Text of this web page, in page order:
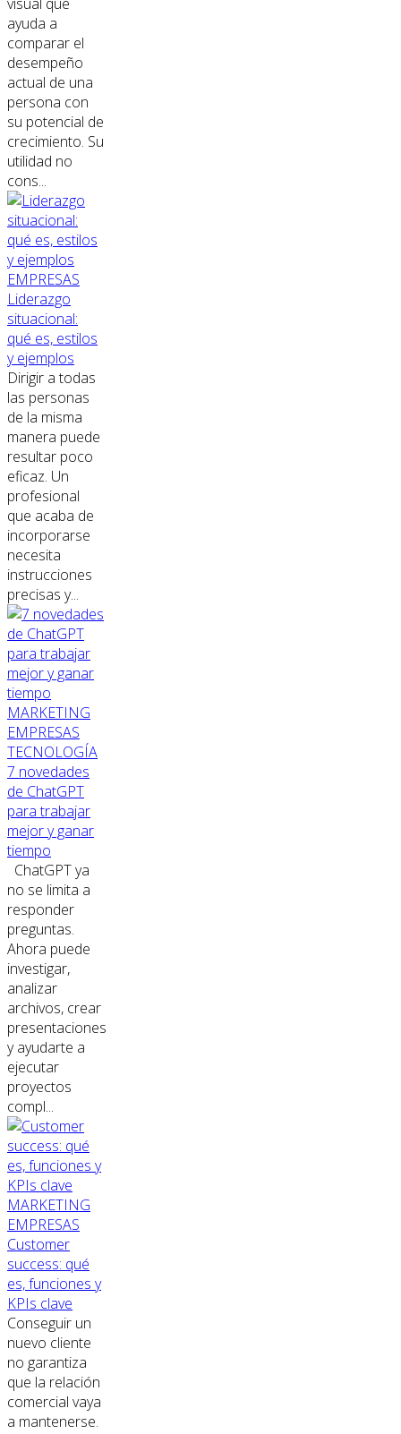
visual que
ayuda a
comparar el
desempeño
actual de una
persona con
su potencial de
crecimiento. Su
utilidad no
cons...
EMPRESAS
Liderazgo
situacional:
qué es, estilos
y ejemplos
Dirigir a todas
las personas
de la misma
manera puede
resultar poco
eficaz. Un
profesional
que acaba de
incorporarse
necesita
instrucciones
precisas y...
MARKETING
EMPRESAS
TECNOLOGÍA
7 novedades
de ChatGPT
para trabajar
mejor y ganar
tiempo
ChatGPT ya
no se limita a
responder
preguntas.
Ahora puede
investigar,
analizar
archivos, crear
presentaciones
y ayudarte a
ejecutar
proyectos
compl...
MARKETING
EMPRESAS
Customer
success: qué
es, funciones y
KPIs clave
Conseguir un
nuevo cliente
no garantiza
que la relación
comercial vaya
a mantenerse.